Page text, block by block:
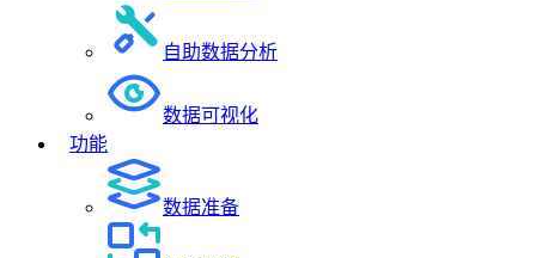
自助数据分析
数据可视化
功能
数据准备